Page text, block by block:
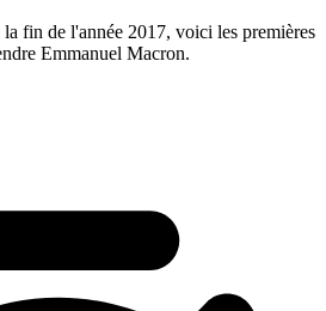
fin de l'année 2017, voici les premières
Emmanuel Macron.